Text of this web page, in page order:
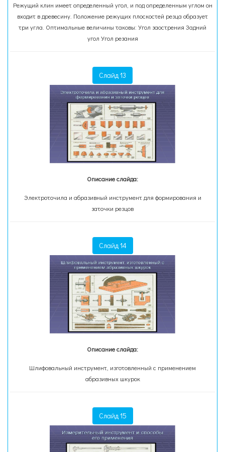
Режущий клин имеет определенный угол, и под определенным углом он
входит в древесину. Положение режущих плоскостей резца образует
три угла. Оптимальные величины таковы: Угол заострения Задний
угол Угол резания
Слайд 13
Описание слайда:
Электроточила и абразивный инструмент для формирования и
заточки резцов
Слайд 14
Описание слайда:
Шлифовальный инструмент, изготовленный с применением
абразивных шкурок
Слайд 15